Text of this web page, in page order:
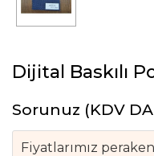
Dijital Baskılı
Sorunuz (KDV
Fiyatlarımız